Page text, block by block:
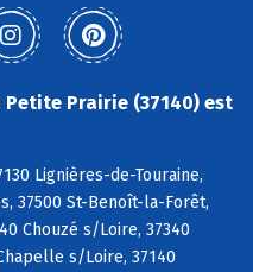
Petite Prairie (37140) est
Lignières-de-Touraine,
37500 St-Benoît-la-Forêt,
Chouzé s/Loire, 37340
s/Loire, 37140